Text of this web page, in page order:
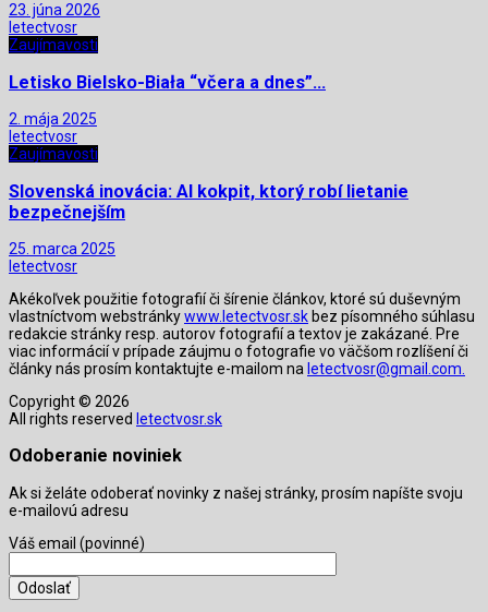
23. júna 2026
letectvosr
Zaujímavosti
Letisko Bielsko-Biała “včera a dnes”…
2. mája 2025
letectvosr
Zaujímavosti
Slovenská inovácia: AI kokpit, ktorý robí lietanie
bezpečnejším
25. marca 2025
letectvosr
Akékoľvek použitie fotografií či šírenie článkov, ktoré sú duševným
vlastníctvom webstránkywww.letectvosr.sk bez písomného súhlasu
redakcie stránky resp. autorov fotografií a textov je zakázané. Pre
viac informácií v prípade záujmu o fotografie vo väčšom rozlíšení či
články nás prosím kontaktujte e-mailom na letectvosr@gmail.com.
Copyright © 2026
All rights reserved letectvosr.sk
Odoberanie noviniek
Ak si želáte odoberať novinky z našej stránky, prosím napíšte svoju
e-mailovú adresu
Váš email (povinné)